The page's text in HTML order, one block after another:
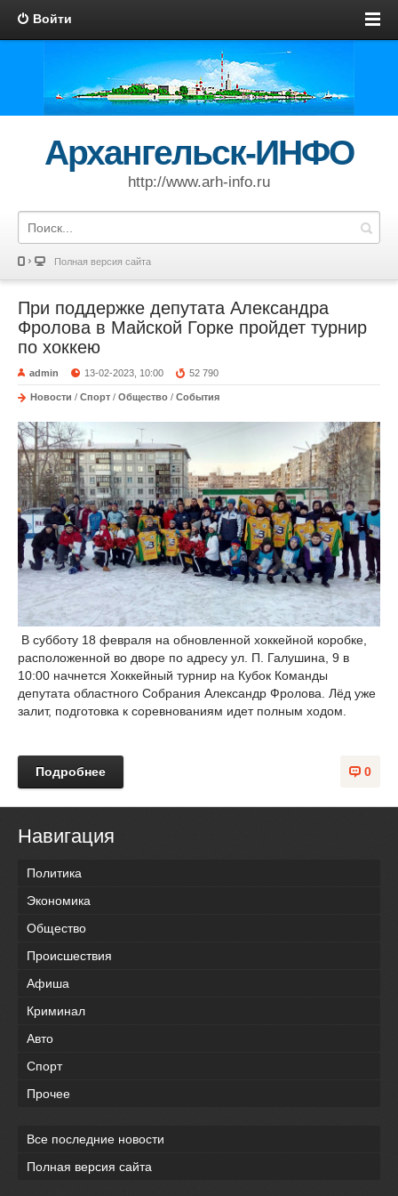
Войти
Архангельск-ИНФО
http://www.arh-info.ru
Полная версия сайта
При поддержке депутата Александра
Фролова в Майской Горке пройдет турнир
по хоккею
admin 13-02-2023, 10:00 52 790
Новости / Спорт / Общество / События
В субботу 18 февраля на обновленной хоккейной коробке,
расположенной во дворе по адресу ул. П. Галушина, 9 в
10:00 начнется Хоккейный турнир на Кубок Команды
депутата областного Собрания Александр Фролова. Лёд уже
залит, подготовка к соревнованиям идет полным ходом.
0
Подробнее
Навигация
Политика
Экономика
Общество
Происшествия
Афиша
Криминал
Авто
Спорт
Прочее
Все последние новости
Полная версия сайта